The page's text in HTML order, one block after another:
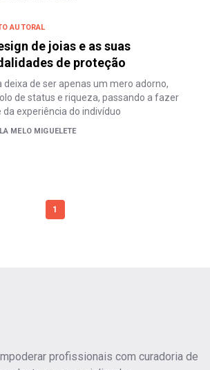
AUTORAL
de joias e as suas
de proteção
deixa de ser apenas um mero adorno,
de status e riqueza, passando a fazer
da experiência do indivíduo
MELO MIGUELETE
1
profissionais com curadoria de